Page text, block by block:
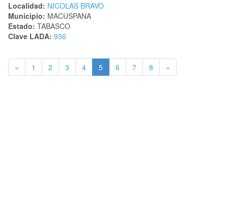
Localidad: NICOLAS BRAVO
Municipio: MACUSPANA
Estado: TABASCO
Clave LADA: 936
« 1 2 3 4 5 6 7 8 »